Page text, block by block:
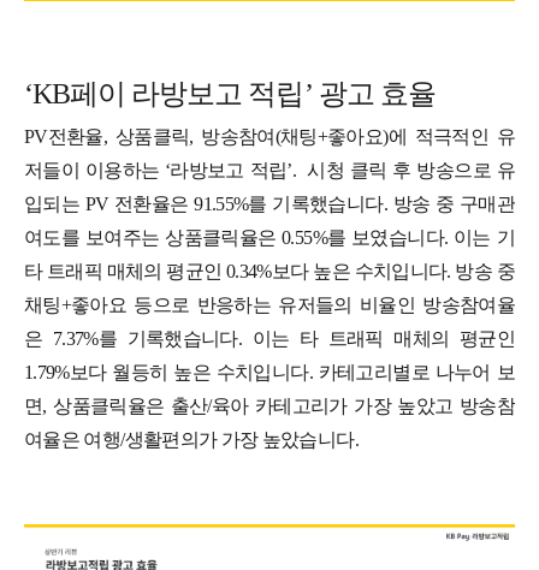
‘KB페이 라방보고 적립’ 광고 효율
PV전환율, 상품클릭, 방송참여(채팅+좋아요)에 적극적인 유
저들이 이용하는 ‘라방보고 적립’. 시청 클릭 후 방송으로 유
입되는 PV 전환율은 91.55%를 기록했습니다. 방송 중 구매관
여도를 보여주는 상품클릭율은 0.55%를 보였습니다. 이는 기
타 트래픽 매체의 평균인 0.34%보다 높은 수치입니다. 방송 중
채팅+좋아요 등으로 반응하는 유저들의 비율인 방송참여율
은 7.37%를 기록했습니다. 이는 타 트래픽 매체의 평균인
1.79%보다 월등히 높은 수치입니다. 카테고리별로 나누어 보
면, 상품클릭율은 출산/육아 카테고리가 가장 높았고 방송참
여율은 여행/생활편의가 가장 높았습니다.